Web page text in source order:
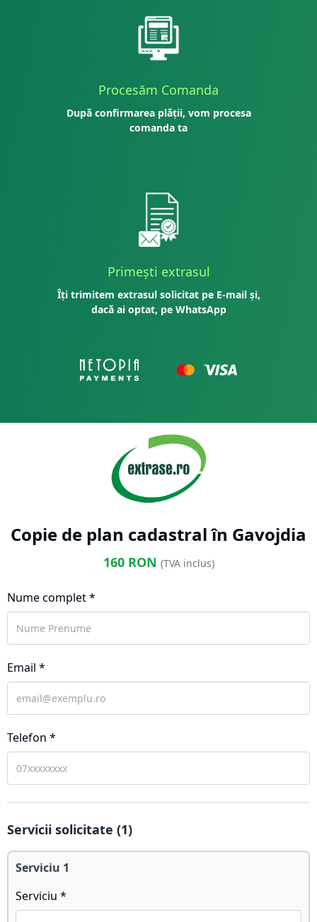
Procesăm Comanda
După confirmarea plății, vom procesa
comanda ta
Primești extrasul
Îți trimitem extrasul solicitat pe E-mail și,
dacă ai optat, pe WhatsApp
Copie de plan cadastral în Gavojdia
160RON (TVA inclus)
Nume complet *
Email *
Telefon *
Servicii solicitate (1)
Serviciu 1
Serviciu *